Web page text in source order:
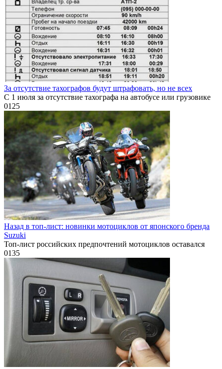
За отсутствие тахографов будут штрафовать, но не всех
С 1 июля за отсутствие тахографа на автобусе или грузовике
0125
Назад в топ-лист: новинки мотоциклов от японского бренда
Suzuki
Топ-лист российских предпочтений мотоциклов оставался
0135